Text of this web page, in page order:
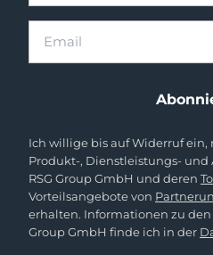
Ich willige bis auf Widerruf
Produkt-, Dienstleistungs-
RSG Group GmbH und deren
Vorteilsangebote von
erhalten. Informationen zu den
Group GmbH finde ich in der